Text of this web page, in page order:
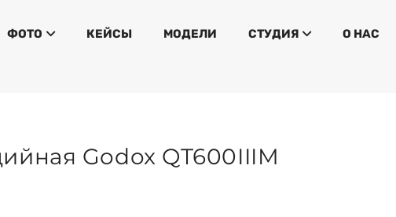
ФОТО КЕЙСЫ МОДЕЛИ СТУДИЯ О НАС
Godox QT600IIIM